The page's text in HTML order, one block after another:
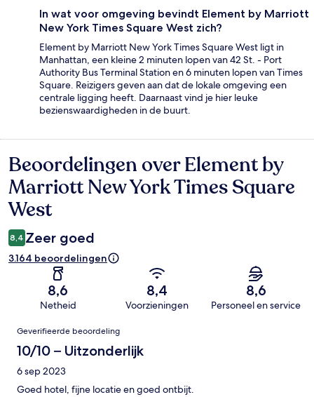
In wat voor omgeving bevindt Element by Marriott
New York Times Square West zich?
Element by Marriott New York Times Square West ligt in
Manhattan, een kleine 2 minuten lopen van 42 St. - Port
Authority Bus Terminal Station en 6 minuten lopen van Times
Square. Reizigers geven aan dat de lokale omgeving een
centrale ligging heeft. Daarnaast vind je hier leuke
bezienswaardigheden in de buurt.
Beoordelingen
Beoordelingen over Element by
Marriott New York Times Square
West
8,4 Zeer goed
3.164 beoordelingen
8,6
Netheid
8,4
Voorzieningen
8,6
Personeel en service
Beoordelingen
Geverifieerde beoordeling
10/10 – Uitzonderlijk
6 sep 2023
Goed hotel, fijne locatie en goed ontbijt.